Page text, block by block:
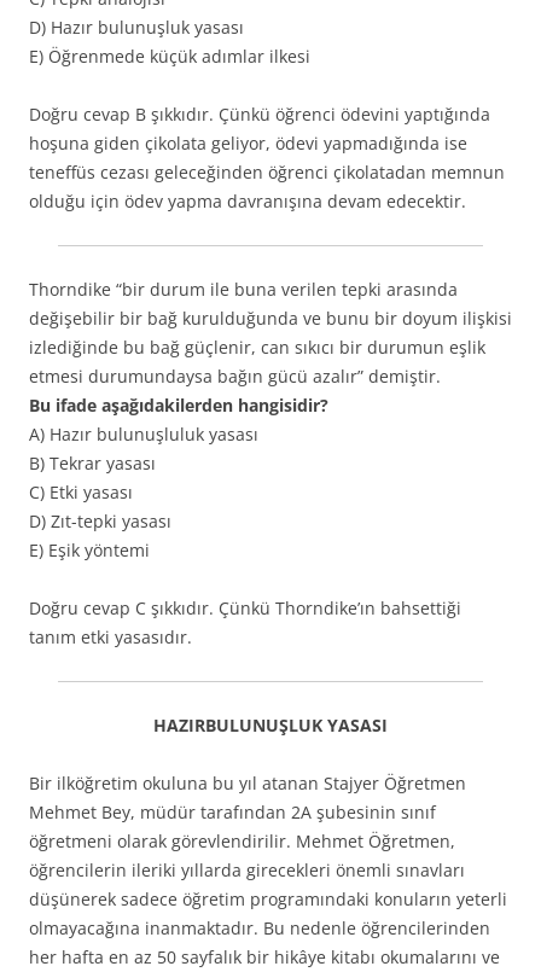
D) Hazır bulunuşluk yasası
E) Öğrenmede küçük adımlar ilkesi
Doğru cevap B şıkkıdır. Çünkü öğrenci ödevini yaptığında
hoşuna giden çikolata geliyor, ödevi yapmadığında ise
teneffüs cezası geleceğinden öğrenci çikolatadan memnun
olduğu için ödev yapma davranışına devam edecektir.
Thorndike “bir durum ile buna verilen tepki arasında
değişebilir bir bağ kurulduğunda ve bunu bir doyum ilişkisi
izlediğinde bu bağ güçlenir, can sıkıcı bir durumun eşlik
etmesi durumundaysa bağın gücü azalır” demiştir.
Bu ifade aşağıdakilerden hangisidir?
A) Hazır bulunuşluluk yasası
B) Tekrar yasası
C) Etki yasası
D) Zıt-tepki yasası
E) Eşik yöntemi
Doğru cevap C şıkkıdır. Çünkü Thorndike’ın bahsettiği
tanım etki yasasıdır.
HAZIRBULUNUŞLUK YASASI
Bir ilköğretim okuluna bu yıl atanan Stajyer Öğretmen
Mehmet Bey, müdür tarafından 2A şubesinin sınıf
öğretmeni olarak görevlendirilir. Mehmet Öğretmen,
öğrencilerin ileriki yıllarda girecekleri önemli sınavları
düşünerek sadece öğretim programındaki konuların yeterli
olmayacağına inanmaktadır. Bu nedenle öğrencilerinden
her hafta en az 50 sayfalık bir hikâye kitabı okumalarını ve